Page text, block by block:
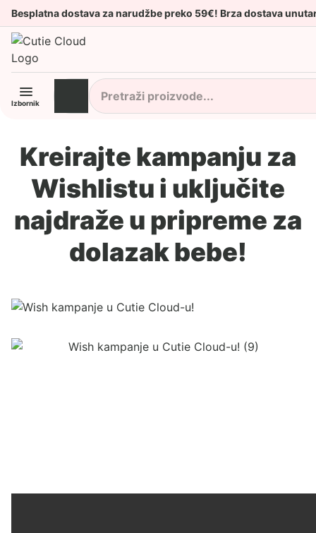
Besplatna dostava za narudžbe preko 59€! Brza dostava
Izbornik
Kreirajte kampanju za
Wishlistu i uključite
najdraže u pripreme za
dolazak bebe!